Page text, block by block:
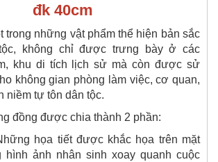
đk 40cm
trong những vật phẩm thể hiện bản sắc
không chỉ được trưng bày ở các
khu di tích lịch sử mà còn được sử
không gian phòng làm việc, cơ quan,
niềm tự tôn dân tộc.
đồng được chia thành 2 phần:
họa tiết được khắc họa trên mặt
hình ảnh nhân sinh xoay quanh cuộc